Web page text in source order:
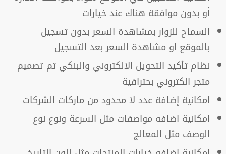
أو بدون موافقة هناك عند خيارات
السماح للزوار بمشاهدة السعر بدون تسجيل
بالموقع او مشاهدة السعر بعد التسجيل
نظام تأكيد التحويل الالكتروني والبنكي تم تصميم
متجر الكتروني بحترافية
امكانية إضافة عدد لا محدود من ماركات الشركات
امكانية اضافه مواصفات مثل السرعة ونوع نوع
الوصف مثل المعالج